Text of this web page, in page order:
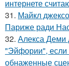
интернете
31. Майкл
Париже ради
32. Алекса Деми
"Эйфории", если
обнаженные